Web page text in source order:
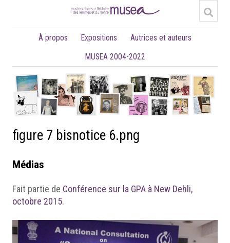
À propos Expositions
Autrices et auteurs
MUSEA 2004-2022
figure 7 bisnotice 6.png
Médias
Fait partie de Conférence sur la GPA à New Dehli,
octobre 2015.